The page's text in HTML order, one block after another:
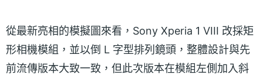
從最新亮相的模擬圖來看，Sony Xperia 1 VIII 改採矩
形相機模組，並以倒 L 字型排列鏡頭，整體設計與先
前流傳版本大致一致，但此次版本在模組左側加入斜